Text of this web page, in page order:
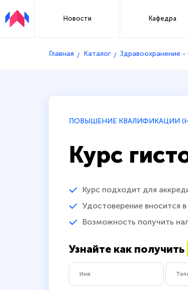
Новости Кафедра
Главная Каталог Здравоохранение
ПОВЫШЕНИЕ КВАЛИФИКАЦИИ
Курс
Курс подходит для
Удостоверение вносится
Возможность получить
Узнайте как получить